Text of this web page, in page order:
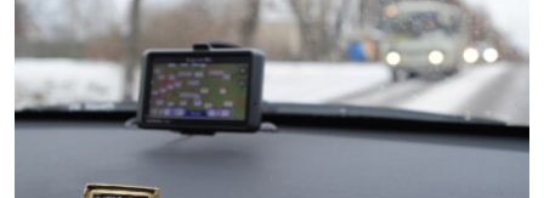
ТОҶИКӢ
TÜRKMENÇE
Все сайты РСЕ/РС